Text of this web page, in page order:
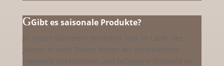
Gibt es saisonale Produkte?
Ja. Unser Sortiment verändert sich im Laufe des
Jahres. Je nach Saison bieten wir verschiedene
regionale Spezialitäten und hofeigene Produkte an.